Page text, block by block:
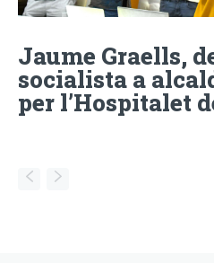
Jaume Graells,
socialista a
per l’Hospitalet